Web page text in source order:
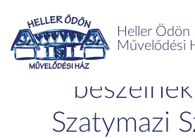
Heller Ödön
Művelődési
Molnár
Szatymazi